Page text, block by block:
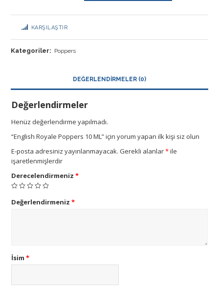
KARŞILAŞTIR
Kategoriler: Poppers
DEĞERLENDIRMELER (0)
Değerlendirmeler
Henüz değerlendirme yapılmadı.
“English Royale Poppers 10 ML” için yorum yapan ilk kişi siz olun
E-posta adresiniz yayınlanmayacak. Gerekli alanlar*ile
işaretlenmişlerdir
Derecelendirmeniz *
Değerlendirmeniz *
İsim *